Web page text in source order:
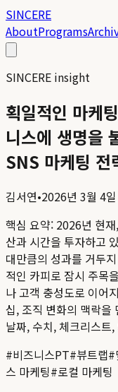
SINCERE
AboutPrograms
SINCERE insight
획일적인 마케
니스에 생명을
SNS 마케팅 전
김서연•2026년 3월 4일
핵심 요약: 2026년 현
산과 시간을 투자하고
대만큼의 성과를 거두
적인 카피로 잠시 주목
나 고객 충성도로 이어
십, 조직 변화의 맥락을
날짜, 수치, 체크리스트
#비즈니스PT#뷰트랩#
스 마케팅#로컬 마케팅